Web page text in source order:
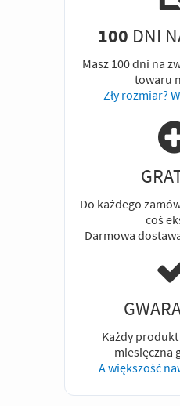
100 DNI
Masz 100 dni na
towaru
Zły rozmiar?
Do każdego
coś
Darmowa
Każdy
miesięczna
A większość